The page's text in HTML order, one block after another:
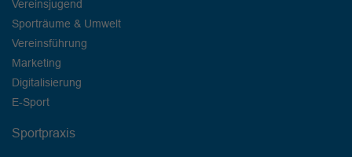
Vereinsjugend
Sporträume & Umwelt
Vereinsführung
Marketing
Digitalisierung
E-Sport
Sportpraxis